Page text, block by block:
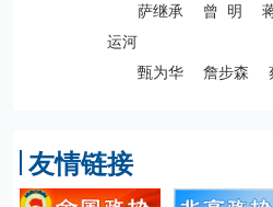
萨继承 曾 明 蒋
运河
甄为华 詹步森
友情链接